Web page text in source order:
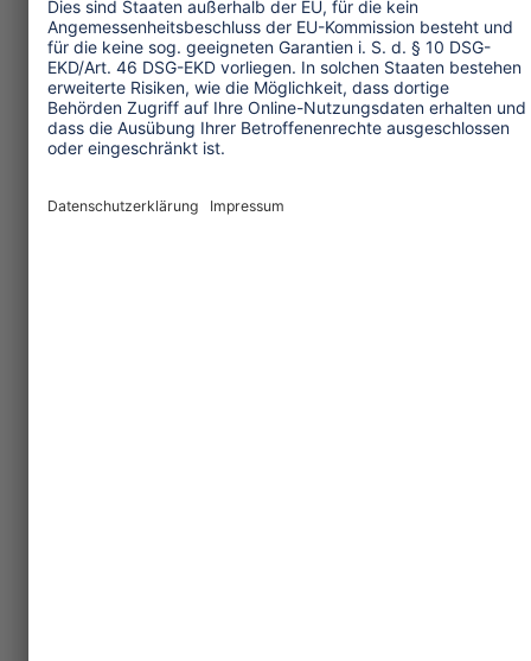
One Planet Guide für faires
Reisen